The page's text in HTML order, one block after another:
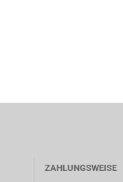
ZAHLUNGSWEISE